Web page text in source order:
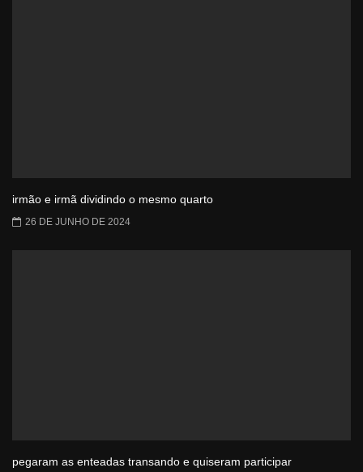
irmão e irmã dividindo o mesmo quarto
26 DE JUNHO DE 2024
pegaram as enteadas transando e quiseram participar